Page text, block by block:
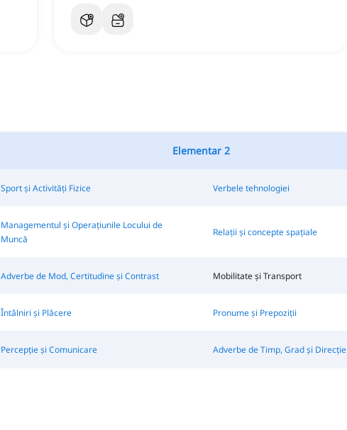
Elementar 2
Sport și Activități Fizice Verbele tehnologiei
Managementul și Operațiunile Locului de
Muncă
Relații și concepte spațiale
Adverbe de Mod, Certitudine și Contrast Mobilitate și Transport
Întâlniri și Plăcere Pronume și Prepoziții
Percepție și Comunicare Adverbe de Timp, Grad și Direcție